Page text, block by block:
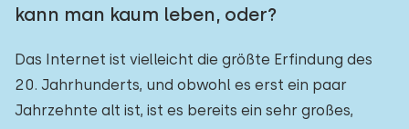
kann man kaum leben, oder?
Das Internet ist vielleicht die größte Erfindung des
20. Jahrhunderts, und obwohl es erst ein paar
Jahrzehnte alt ist, ist es bereits ein sehr großes,